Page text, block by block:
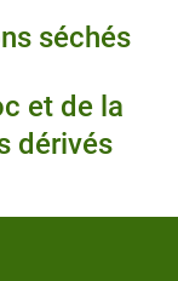
séchés
et de la
dérivés